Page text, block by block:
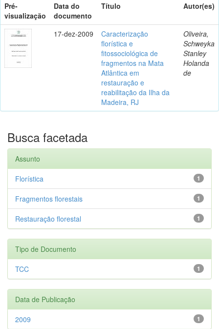
Pré-
visualização
Data do
documento
Título Autor(es)
17-dez-2009
Caracterização
florística e
fitossociológica de
fragmentos na Mata
Atlântica em
restauração e
reabilitação da Ilha da
Madeira, RJ
Oliveira,
Schweyka
Stanley
Holanda
de
Busca facetada
Assunto
1
Florística
1
Fragmentos florestais
1
Restauração florestal
Tipo de Documento
1
TCC
Data de Publicação
1
2009